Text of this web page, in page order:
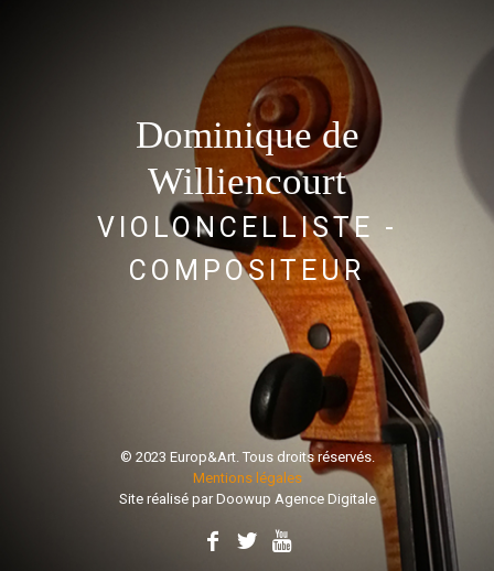
Dominique de
Williencourt
VIOLONCELLISTE -
COMPOSITEUR
© 2023 Europ&Art. Tous droits réservés.
Mentions légales
Site réalisé parDoowup Agence Digitale